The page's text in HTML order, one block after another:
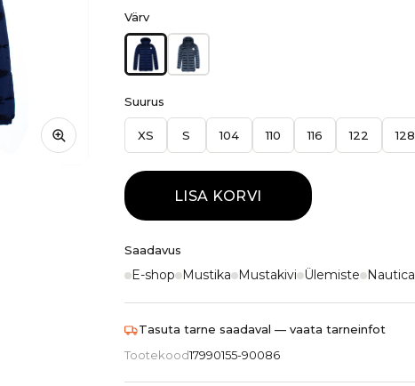
Värv
Suurus
XS S 104 110 116 122 128
LISA KORVI
Saadavus
E-shop Mustika Mustakivi Ülemiste Nautica
Tasuta tarne saadaval — vaata tarneinfot
Tootekood17990155-90086